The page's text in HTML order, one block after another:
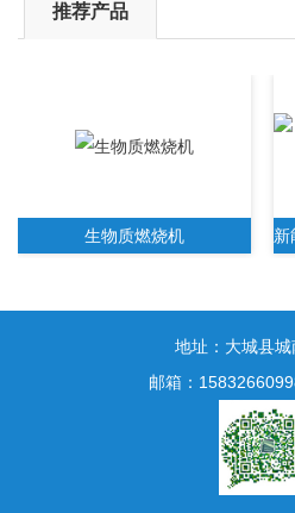
推荐产品
生物质燃烧机
新一代生物质木屑颗粒燃烧机无需人工操作
地址：大城县
邮箱：